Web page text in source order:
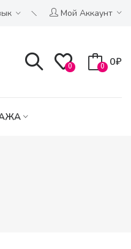
Мой Аккаунт
0 0 0₽